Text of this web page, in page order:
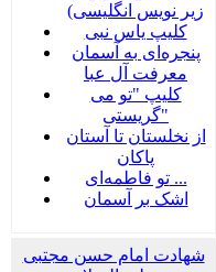
زیر نویس انگلیسی)
کلیپ یاس نبی
پنجره‌ای به آسمان
معرفت آل عبا
کلیپ "تو می
گریستی"
از نخلستان تا آستان
پاکان
تو فاطمه‌ای ...
اشک بر آسمان
شهادت امام حسن مجتبی